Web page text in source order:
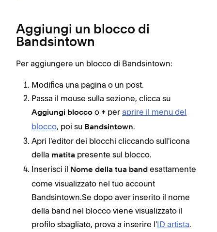
Aggiungi un blocco di
Bandsintown
Per aggiungere un blocco di Bandsintown:
Modifica una pagina o un post.
Passa il mouse sulla sezione, clicca su
Aggiungi blocco o + per aprire il menu del
blocco, poi su Bandsintown.
Apri l'editor dei blocchi cliccando sull'icona
della matita presente sul blocco.
Inserisci il Nome della tua band esattamente
come visualizzato nel tuo account
Bandsintown.Se dopo aver inserito il nome
della band nel blocco viene visualizzato il
profilo sbagliato, prova a inserire l'ID artista.